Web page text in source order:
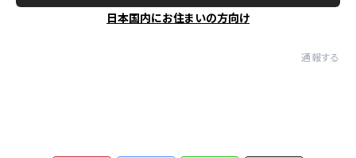
日本国内にお住まいの方向け
通報する